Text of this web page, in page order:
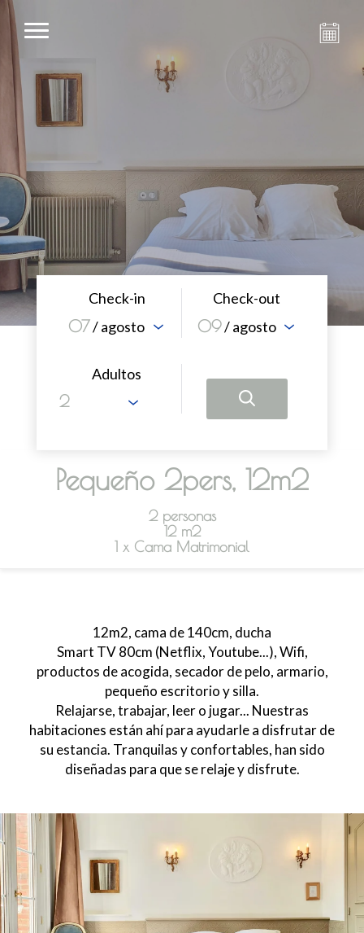
Check-in
07/ agosto
Check-out
09/ agosto
Adultos
Pequeño 2pers, 12m2
2 personas
12 m2
1 x Cama Matrimonial
12m2, cama de 140cm, ducha
Smart TV 80cm (Netflix, Youtube...), Wifi,
productos de acogida, secador de pelo, armario,
pequeño escritorio y silla.
Relajarse, trabajar, leer o jugar... Nuestras
habitaciones están ahí para ayudarle a disfrutar de
su estancia. Tranquilas y confortables, han sido
diseñadas para que se relaje y disfrute.